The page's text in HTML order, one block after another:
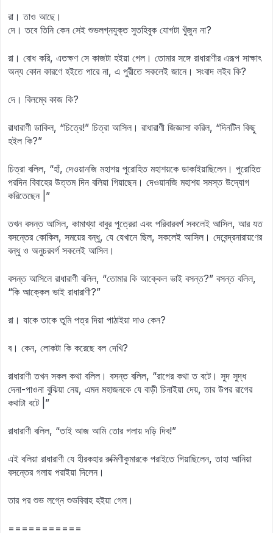
রা। তাও আছে।
দে। তবে তিনি কেন সেই শুভলগ্নযুক্ত সুতহিবুক যোগটা খুঁজুন না?
রা। বোধ করি, এতক্ষণ সে কাজটা হইয়া গেল। তোমার সঙ্গে রাধারাণীর এরূপ সাক্ষাৎ
অন্য কোন কারণে হইতে পারে না, এ পুরীতে সকলেই জানে। সংবাদ লইব কি?
দে। বিলম্বে কাজ কি?
রাধারাণী ডাকিল, “চিত্রে!” চিত্রা আসিল। রাধারাণী জিজ্ঞাসা করিল, “দিনটিন কিছু
হইল কি?”
চিত্রা বলিল, “হাঁ, দেওয়ানজি মহাশয় পুরোহিত মহাশয়কে ডাকাইয়াছিলেন। পুরোহিত
পরদিন বিবাহের উত্তম দিন বলিয়া গিয়াছেন। দেওয়ানজি মহাশয় সমস্ত উদ্যোগ
করিতেছেন |”
তখন বসন্ত আসিল, কামাখ্যা বাবুর পুত্রেরা এবং পরিবারবর্গ সকলেই আসিল, আর যত
বসন্তের কোকিল, সময়ের বন্ধু, যে যেখানে ছিল, সকলেই আসিল। দেবেন্দ্রনারায়ণের
বন্ধু ও অনুচরবর্গ সকলেই আসিল।
বসন্ত আসিলে রাধারাণী বলিল, “তোমার কি আক্কেল ভাই বসন্ত?” বসন্ত বলিল,
“কি আক্কেল ভাই রাধারাণী?”
রা। যাকে তাকে তুমি পত্র দিয়া পাঠাইয়া দাও কেন?
ব। কেন, লোকটা কি করেছে বল দেখি?
রাধারাণী তখন সকল কথা বলিল। বসন্ত বলিল, “রাগের কথা ত বটে। সুদ সুদ্ধ
দেনা-পাওনা বুঝিয়া নেয়, এমন মহাজনকে যে বাড়ী চিনাইয়া দেয়, তার উপর রাগের
কথাটা বটে |”
রাধারাণী বলিল, “তাই আজ আমি তোর গলায় দড়ি দিব!”
এই বলিয়া রাধারাণী যে হীরকহার রুক্মিণীকুমারকে পরাইতে গিয়াছিলেন, তাহা আনিয়া
বসন্তের গলায় পরাইয়া দিলেন।
তার পর শুভ লগ্নে শুভবিবাহ হইয়া গেল।
===========